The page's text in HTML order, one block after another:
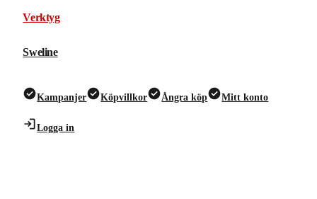
Verktyg
Sweline
Kampanjer Köpvillkor Ångra köp Mitt konto
Logga in